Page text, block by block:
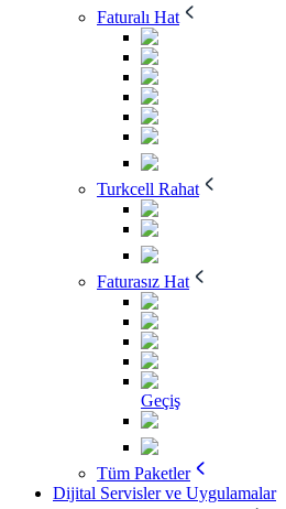
Faturalı Hat
Turkcell Rahat
Faturasız Hat
Geçiş
Tüm Paketler
Dijital Servisler ve Uygulamalar